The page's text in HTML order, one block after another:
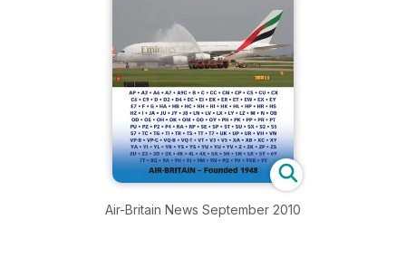
Air-Britain News September 2010